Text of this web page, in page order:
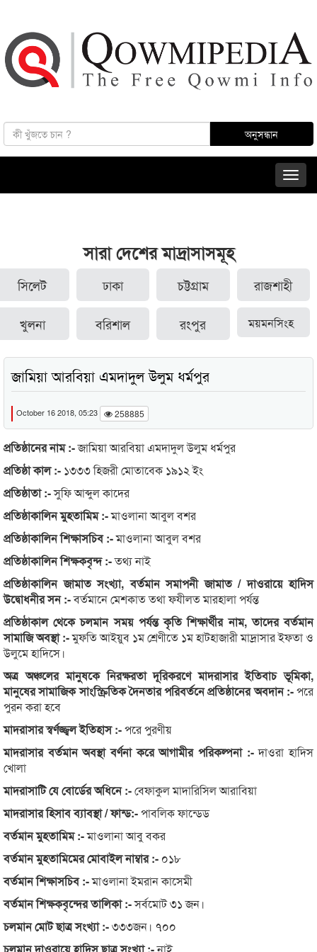
সারা দেশের মাদ্রাসাসমূহ
সিলেট ঢাকা চট্টগ্রাম রাজশাহী
খুলনা বরিশাল রংপুর ময়মনসিংহ
জামিয়া আরবিয়া এমদাদুল উলুম ধর্মপুর
October 16 2018, 05:23 258885
প্রতিষ্ঠানের নাম :-জামিয়া আরবিয়া এমদাদুল উলুম ধর্মপুর
প্রতিষ্ঠা কাল :- ১৩৩৩ হিজরী মোতাবেক ১৯১২ ইং
প্রতিষ্ঠাতা :-সুফি আব্দুল কাদের
প্রতিষ্ঠাকালিন মুহতামিম :-মাওলানা আবুল বশর
প্রতিষ্ঠাকালিন শিক্ষাসচিব :-মাওলানা আবুল বশর
প্রতিষ্ঠাকালিন শিক্ষকবৃন্দ :-তথ্য নাই
প্রতিষ্ঠাকালিন জামাত সংখ্যা, বর্তমান সমাপনী জামাত / দাওরায়ে হাদিস
উদ্বোধনীর সন :-বর্তমানে মেশকাত তথা ফযীলত মারহালা পর্যন্ত
প্রতিষ্ঠাকাল থেকে চলমান সময় পর্যন্ত কৃতি শিক্ষার্থীর নাম, তাদের বর্তমান
সামাজি অবস্থা :-মুফতি আইয়ুব ১ম শ্রেণীতে ১ম হাটহাজারী মাদ্রাসার ইফতা ও
উলুমে হাদিসে।
অত্র অঞ্চলের মানুষকে নিরক্ষরতা দূরিকরণে মাদরাসার ইতিবাচ ভূমিকা,
মানুষের সামাজিক সাংস্ক্রিতিক দৈনতার পরিবর্তনে প্রতিষ্ঠানের অবদান :-পরে
পুরন করা হবে
মাদরাসার স্বর্ণজ্জ্বল ইতিহাস :-পরে পুরণীয়
মাদরাসার বর্তমান অবস্থা বর্ণনা করে আগামীর পরিকল্পনা :-দাওরা হাদিস
খোলা
মাদরাসাটি যে বোর্ডের অধিনে :-বেফাকুল মাদারিসিল আরাবিয়া
মাদরাসার হিসাব ব্যাবস্থা / ফান্ড:-পাবলিক ফান্ডেড
বর্তমান মুহতামিম :-মাওলানা আবু বকর
বর্তমান মুহতামিমের মোবাইল নাম্বার :- ০১৮
বর্তমান শিক্ষাসচিব :-মাওলানা ইমরান কাসেমী
বর্তমান শিক্ষকবৃন্দের তালিকা :-সর্বমোট ৩১ জন।
চলমান মোট ছাত্র সংখ্যা :-৩৩৩জন। ৭০০